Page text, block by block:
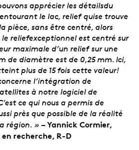
apprécier les détailsdu
le lac, relief quise trouve
pièce, sans être centré, alors
reliefexceptionnel est centré sur
maximale d’un relief sur une
de diamètre est de 0,25 mm. Ici,
plus de 15 fois cette valeur!
l’intégration de
à notre logiciel de
ce qui nous a permis de
près que possible de la réalité
région. » – Yannick Cormier,
recherche, R-D